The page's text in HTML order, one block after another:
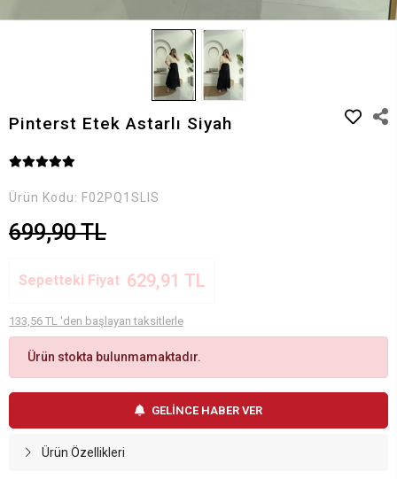
Pinterst Etek Astarlı Siyah
Ürün Kodu: F02PQ1SLIS
699,90 TL
Sepetteki Fiyat 629,91 TL
133,56 TL 'den başlayan taksitlerle
Ürün stokta bulunmamaktadır.
GELİNCE HABER VER
Ürün Özellikleri